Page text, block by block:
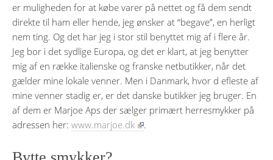
er muligheden for at købe varer på nettet og få dem sendt
direkte til ham eller hende, jeg ønsker at “begave”, en herligt
nem ting. Og det har jeg i stor stil benyttet mig af i flere år.
Jeg bor i det sydlige Europa, og det er klart, at jeg benytter
mig af en række italienske og franske netbutikker, når det
gælder mine lokale venner. Men i Danmark, hvor d efleste af
mine venner stadig er, er det danske butikker jeg bruger. En
af dem er Marjoe Aps der sælger primært herresmykker på
adressen her: www.marjoe.dk .